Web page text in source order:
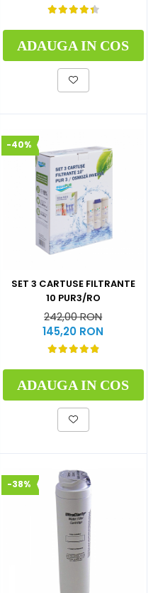
ADAUGA IN COS
-40%
SET 3 CARTUSE FILTRANTE
10 PUR3/RO
242,00 RON
145,20 RON
ADAUGA IN COS
-38%